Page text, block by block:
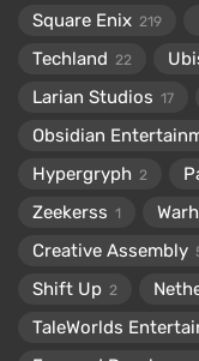
Square Enix 219
Techland 22
Larian Studios 17
Obsidian
Hypergryph 2
Zeekerss 1
Creative Assembly
Shift Up 2
TaleWorlds